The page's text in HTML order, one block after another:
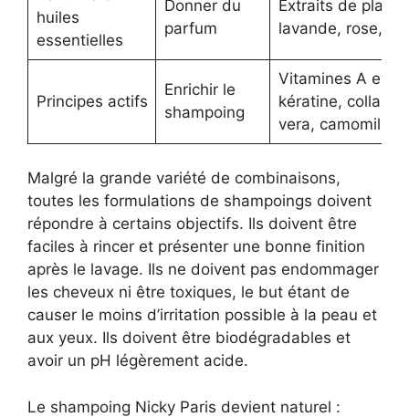
huiles
essentielles
Donner du
parfum
Extraits de
lavande, rose,
Principes actifs
Enrichir le
shampoing
Vitamines A et E,
kératine,
vera, camomille
Malgré la grande variété de combinaisons,
toutes les formulations de shampoings doivent
répondre à certains objectifs. Ils doivent être
faciles à rincer et présenter une bonne finition
après le lavage. Ils ne doivent pas endommager
les cheveux ni être toxiques, le but étant de
causer le moins d’irritation possible à la peau et
aux yeux. Ils doivent être biodégradables et
avoir un pH légèrement acide.
Le shampoing Nicky Paris devient naturel :